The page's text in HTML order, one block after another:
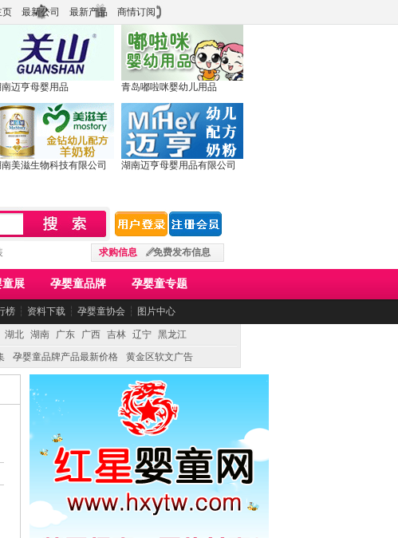
页 最新公司 最新产品 商情订阅
迈亨母婴用品 青岛嘟啦咪婴幼儿用品
美滋生物科技有限公司 湖南迈亨母婴用品有限公司
求购信息 免费发布信息
童展 孕婴童品牌 孕婴童专题
榜 ┆ 资料下载 ┆ 孕婴童协会 ┆ 图片中心
湖北 湖南 广东 广西 吉林 辽宁 黑龙江
孕婴童品牌产品最新价格 黄金区软文广告